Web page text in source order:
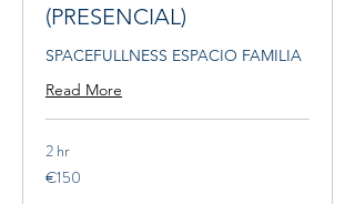
(PRESENCIAL)
SPACEFULLNESS ESPACIO FAMILIA
Read More
2 hr
150
euros
€150